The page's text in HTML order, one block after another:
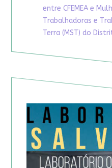
entre CFEMEA e
Trabalhadoras e
Terra (MST) do